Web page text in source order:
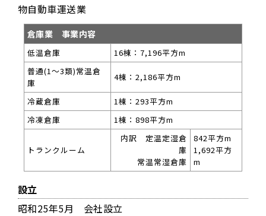
物自動車運送業
倉庫業 事業内容
低温倉庫
16棟：7,196平方m
普通(1～3類)常温倉
庫
4棟：2,186平方m
冷蔵倉庫
1棟：293平方m
冷凍倉庫
1棟：898平方m
トランクルーム
内訳 定温定湿倉
庫
常温常湿倉庫
842平方m
1,692平方
m
設立
昭和25年5月 会社設立